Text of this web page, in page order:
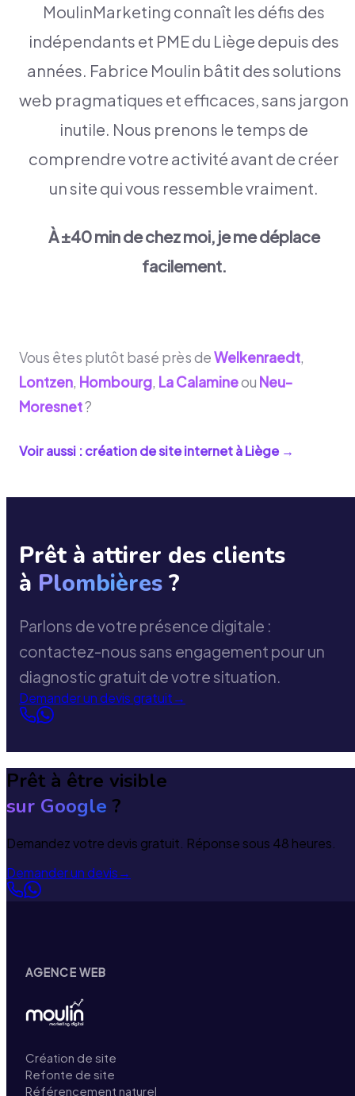
MoulinMarketing connaît les défis des
indépendants et PME du Liège depuis des
années. Fabrice Moulin bâtit des solutions
web pragmatiques et efficaces, sans jargon
inutile. Nous prenons le temps de
comprendre votre activité avant de créer
un site qui vous ressemble vraiment.
À ±40 min de chez moi, je me déplace
facilement.
Vous êtes plutôt basé près deWelkenraedt,
Lontzen, Hombourg, La Calamineou Neu-
Moresnet?
Voir aussi : création de site internet àLiège→
Prêt à attirer des clients
à Plombières ?
Parlons de votre présence digitale :
contactez-nous sans engagement pour un
diagnostic gratuit de votre situation.
Demander un devis gratuit→
Prêt à être visible
sur Google ?
Demandez votre devis gratuit. Réponse sous 48 heures.
Demander un devis→
AGENCE WEB
Création de site
Refonte de site
Référencement naturel